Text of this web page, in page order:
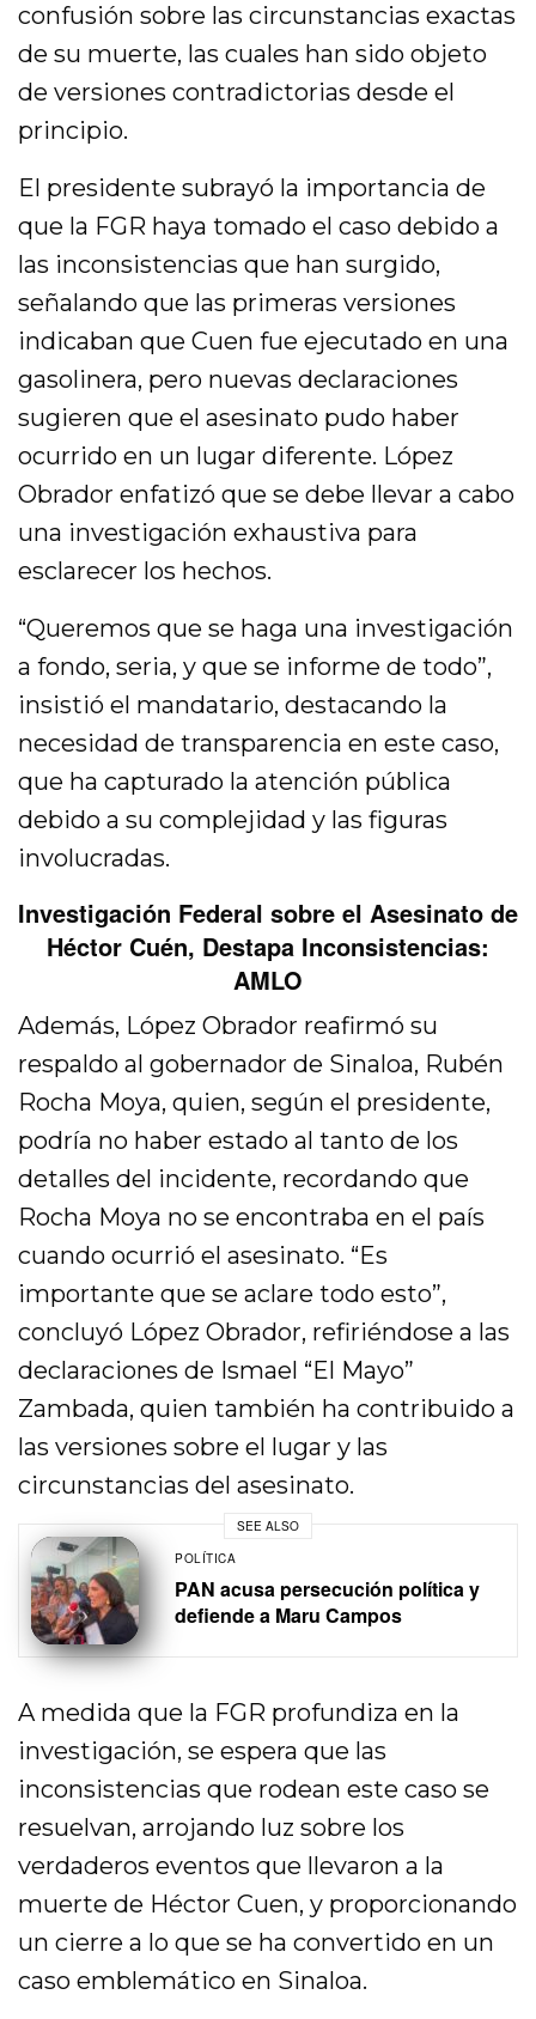
confusión sobre las circunstancias exactas
de su muerte, las cuales han sido objeto
de versiones contradictorias desde el
principio.
El presidente subrayó la importancia de
que la FGR haya tomado el caso debido a
las inconsistencias que han surgido,
señalando que las primeras versiones
indicaban que Cuen fue ejecutado en una
gasolinera, pero nuevas declaraciones
sugieren que el asesinato pudo haber
ocurrido en un lugar diferente. López
Obrador enfatizó que se debe llevar a cabo
una investigación exhaustiva para
esclarecer los hechos.
“Queremos que se haga una investigación
a fondo, seria, y que se informe de todo”,
insistió el mandatario, destacando la
necesidad de transparencia en este caso,
que ha capturado la atención pública
debido a su complejidad y las figuras
involucradas.
Investigación Federal sobre el Asesinato de
Héctor Cuén, Destapa Inconsistencias:
AMLO
Además, López Obrador reafirmó su
respaldo al gobernador de Sinaloa, Rubén
Rocha Moya, quien, según el presidente,
podría no haber estado al tanto de los
detalles del incidente, recordando que
Rocha Moya no se encontraba en el país
cuando ocurrió el asesinato. “Es
importante que se aclare todo esto”,
concluyó López Obrador, refiriéndose a las
declaraciones de Ismael “El Mayo”
Zambada, quien también ha contribuido a
las versiones sobre el lugar y las
circunstancias del asesinato.
SEE ALSO
POLÍTICA
PAN acusa persecución política y
defiende a Maru Campos
A medida que la FGR profundiza en la
investigación, se espera que las
inconsistencias que rodean este caso se
resuelvan, arrojando luz sobre los
verdaderos eventos que llevaron a la
muerte de Héctor Cuen, y proporcionando
un cierre a lo que se ha convertido en un
caso emblemático en Sinaloa.